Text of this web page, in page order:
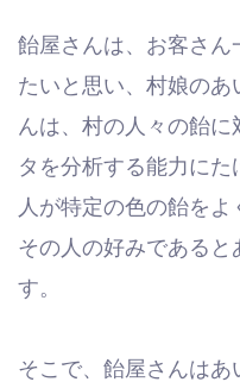
飴屋さんは、お客さん
たいと思い、村娘のあ
んは、村の人々の飴
タを分析する能力に
人が特定の色の飴を
その人の好みである
す。
そこで、飴屋さんは